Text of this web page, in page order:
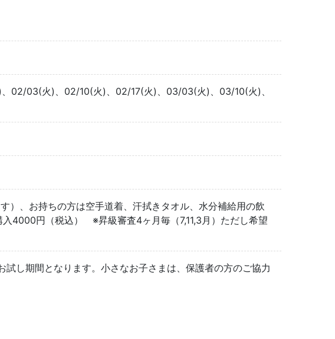
02/03(火)、02/10(火)、02/17(火)、03/03(火)、03/10(火)、
）、お持ちの方は空手道着、汗拭きタオル、水分補給用の飲
4000円（税込） ※昇級審査4ヶ月毎（7,11,3月）ただし希望
し期間となります。小さなお子さまは、保護者の方のご協力